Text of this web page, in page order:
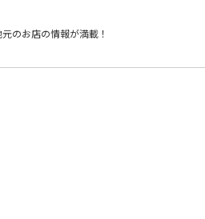
のお店の情報が満載！